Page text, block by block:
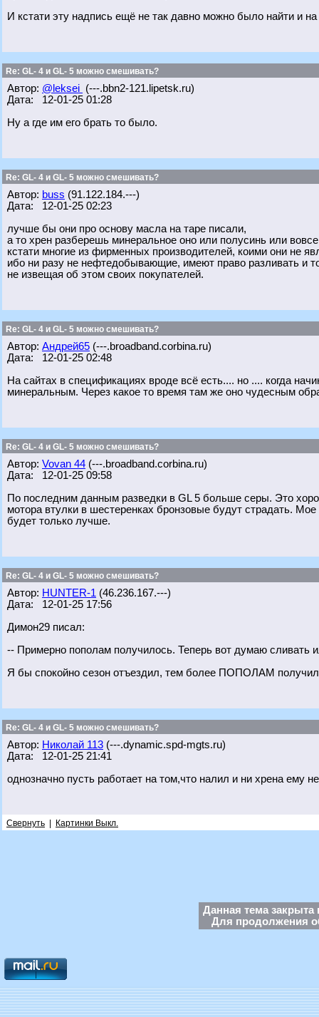
И кстати эту надпись ещё не так давно можно было найти и
Re: GL- 4 и GL- 5 можно смешивать?
Автор: @leksei (---.bbn2-121.lipetsk.ru)
Дата: 12-01-25 01:28
Ну а где им его брать то было.
Re: GL- 4 и GL- 5 можно смешивать?
Автор: buss (91.122.184.---)
Дата: 12-01-25 02:23
лучше бы они про основу масла на таре писали,
а то хрен разберешь минеральное оно или полусинь или вовсе
кстати многие из фирменных производителей, коими они не
ибо ни разу не нефтедобывающие, имеют право разливать и
не извещая об этом своих покупателей.
Re: GL- 4 и GL- 5 можно смешивать?
Автор: Андрей65 (---.broadband.corbina.ru)
Дата: 12-01-25 02:48
На сайтах в спецификациях вроде всё есть.... но .... когда
минеральным. Через какое то время там же оно чудесным
Re: GL- 4 и GL- 5 можно смешивать?
Автор: Vovan 44 (---.broadband.corbina.ru)
Дата: 12-01-25 09:58
По последним данным разведки в GL 5 больше серы. Это
мотора втулки в шестеренках бронзовые будут страдать.
будет только лучше.
Re: GL- 4 и GL- 5 можно смешивать?
Автор: HUNTER-1 (46.236.167.---)
Дата: 12-01-25 17:56
Димон29 писал:
-- Примерно пополам получилось. Теперь вот думаю сливать
Я бы спокойно сезон отъездил, тем более ПОПОЛАМ
Re: GL- 4 и GL- 5 можно смешивать?
Автор: Николай 113 (---.dynamic.spd-mgts.ru)
Дата: 12-01-25 21:41
однозначно пусть работает на том,что налил и ни хрена ему
Свернуть Картинки Выкл.
Данная тема закрыта
Для продолжения